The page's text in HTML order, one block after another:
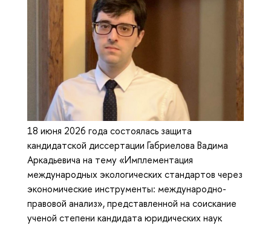
18 июня 2026 года состоялась защита
кандидатской диссертации Габриелова Вадима
Аркадьевича на тему «Имплементация
международных экологических стандартов через
экономические инструменты: международно-
правовой анализ», представленной на соискание
ученой степени кандидата юридических наук